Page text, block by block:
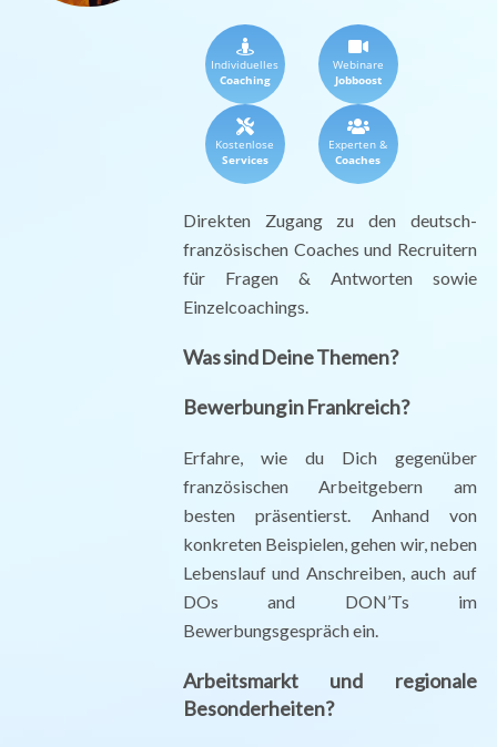
Individuelles
Coaching
Webinare
Jobboost
Kostenlose
Services
Experten &
Coaches
Direkten Zugang zu den deutsch-
französischen Coaches und Recruitern
für Fragen & Antworten sowie
Einzelcoachings.
Was sind Deine Themen?
Bewerbung in Frankreich?
Erfahre, wie du Dich gegenüber
französischen Arbeitgebern am
besten präsentierst. Anhand von
konkreten Beispielen, gehen wir, neben
Lebenslauf und Anschreiben, auch auf
DOs and DON’Ts im
Bewerbungsgespräch ein.
Arbeitsmarkt und regionale
Besonderheiten?